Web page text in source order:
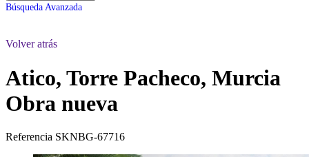
Búsqueda Avanzada
Volver atrás
Atico, Torre Pacheco, Murcia
Obra nueva
Referencia SKNBG-67716